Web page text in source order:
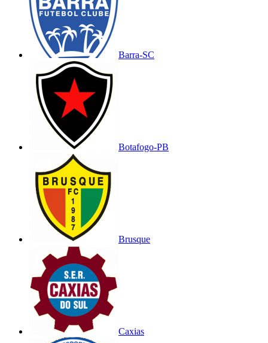
Barra-SC
Botafogo-PB
Brusque
Caxias